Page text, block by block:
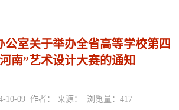
公室关于举办全省高等学校第四
南”艺术设计大赛的通知
10-09 作者： 来源： 浏览量： 417